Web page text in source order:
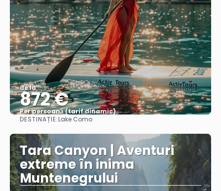
de la
872 €
Per persoană (tarif dinamic)
Vezi mai multe
DESTINAȚIE:Lake Como
Tara Canyon | Aventuri
extreme în inima
Muntenegrului